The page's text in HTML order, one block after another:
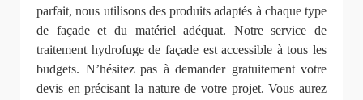
parfait, nous utilisons des produits adaptés à chaque type
de façade et du matériel adéquat. Notre service de
traitement hydrofuge de façade est accessible à tous les
budgets. N’hésitez pas à demander gratuitement votre
devis en précisant la nature de votre projet. Vous aurez